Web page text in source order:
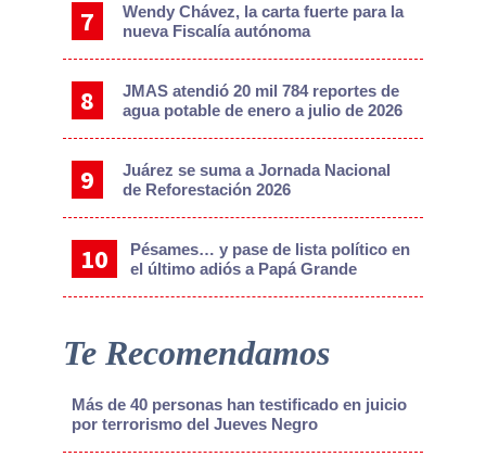
Wendy Chávez, la carta fuerte para la
nueva Fiscalía autónoma
JMAS atendió 20 mil 784 reportes de
agua potable de enero a julio de 2026
Juárez se suma a Jornada Nacional
de Reforestación 2026
Pésames… y pase de lista político en
el último adiós a Papá Grande
Te Recomendamos
Más de 40 personas han testificado en juicio
por terrorismo del Jueves Negro